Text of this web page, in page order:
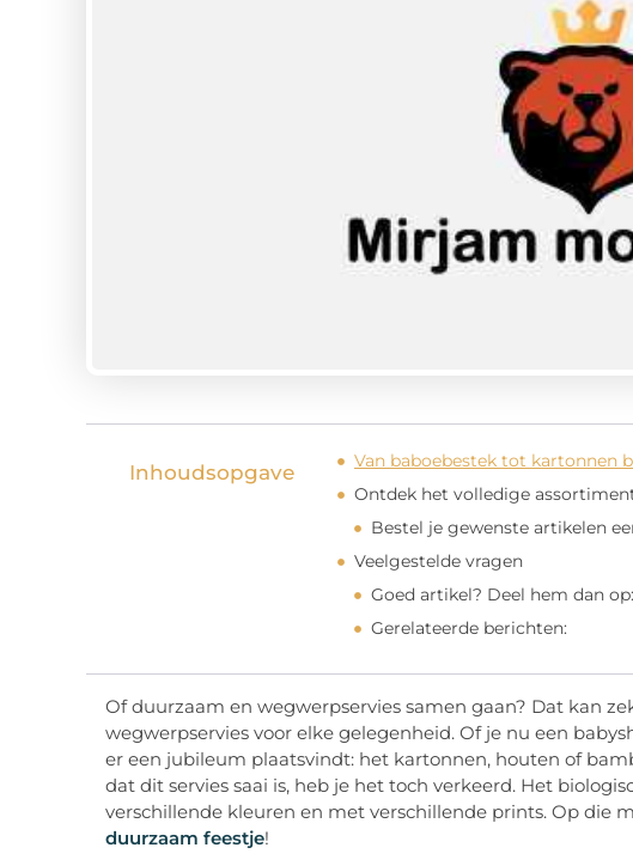
Inhoudsopgave
Van baboebestek tot kartonnen
Ontdek het volledige
Bestel je gewenste artikelen
Veelgestelde vragen
Goed artikel? Deel hem dan op:
Gerelateerde berichten:
Of duurzaam en wegwerpservies samen gaan? Dat kan
wegwerpservies voor elke gelegenheid. Of je nu een
er een jubileum plaatsvindt: het kartonnen, houten of
dat dit servies saai is, heb je het toch verkeerd. Het
verschillende kleuren en met verschillende prints. Op die
duurzaam feestje!